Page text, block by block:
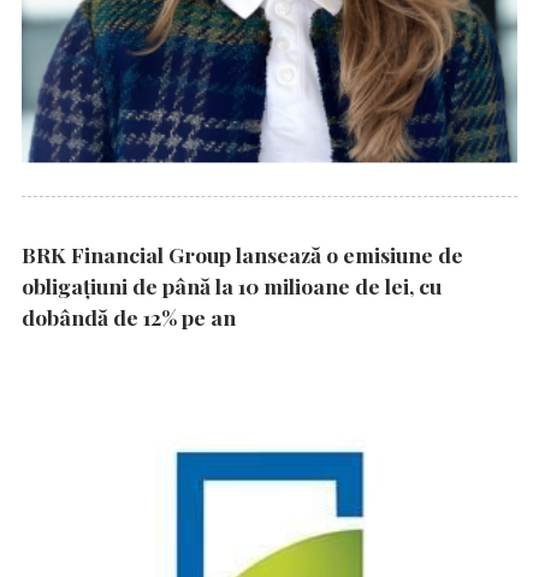
BRK Financial Group lansează o emisiune de
obligațiuni de până la 10 milioane de lei, cu
dobândă de 12% pe an